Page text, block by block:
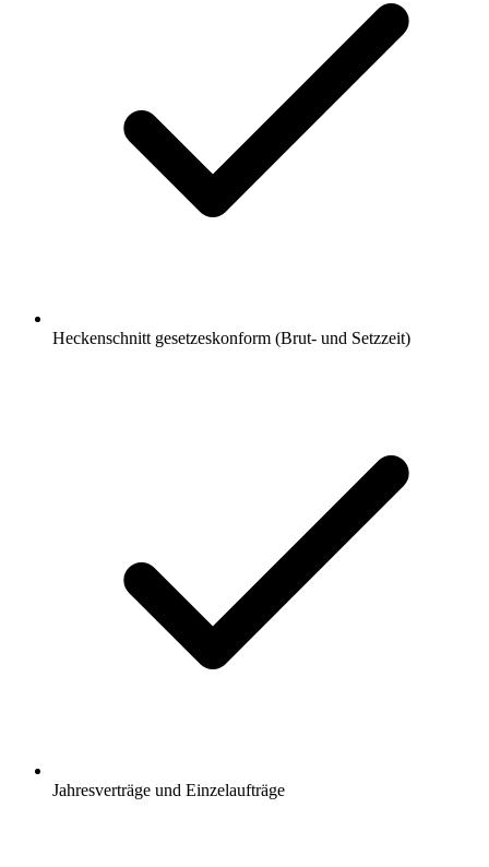
Heckenschnitt gesetzeskonform (Brut- und Setzzeit)
Jahresverträge und Einzelaufträge